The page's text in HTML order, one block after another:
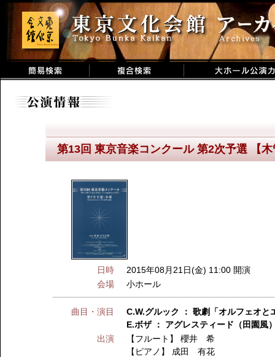
第13回 東京音楽コンクール 第2次予選 【
日時
2015年08月21日(金) 11:00 開演
会場
小ホール
曲目・演目
C.W.グルック ： 歌劇「オルフェオ
E.ボザ ： アグレスティード（田園風
出演
【フルート】櫻井 希
【ピアノ】 成田 有花